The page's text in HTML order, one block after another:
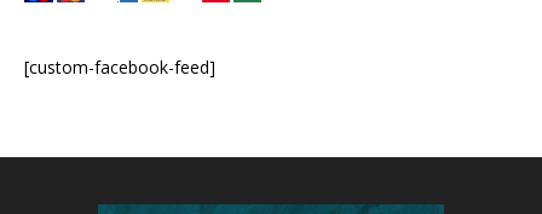
[custom-facebook-feed]